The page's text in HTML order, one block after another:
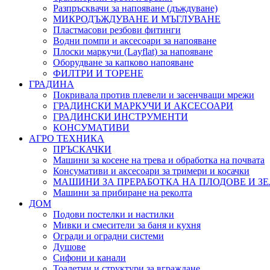
Разпръсквачи за напояване (дъждуване)
МИКРОДЪЖДУВАНЕ И МЪГЛУВАНЕ
Пластмасови резбови фитинги
Водни помпи и аксесоари за напояване
Плоски маркучи (Layflat) за напояване
Оборудване за капково напояване
ФИЛТРИ И ТОРЕНЕ
ГРАДИНА
Покривала против плевели и засенчващи мрежи
ГРАДИНСКИ МАРКУЧИ И АКСЕСОАРИ
ГРАДИНСКИ ИНСТРУМЕНТИ
КОНСУМАТИВИ
АГРО ТЕХНИКА
ПРЪСКАЧКИ
Машини за косене на трева и обработка на почвата
Консумативи и аксесоари за тримери и косачки
МАШИНИ ЗА ПРЕРАБОТКА НА ПЛОДОВЕ И
Машини за прибиране на реколта
ДОМ
Подови постелки и настилки
Мивки и смесители за баня и кухня
Огради и оградни системи
Душове
Сифони и канали